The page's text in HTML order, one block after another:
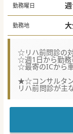
勤務曜日
勤務地
☆リハ前問診の
☆週1日から勤務
☆最寄のICから
★☆コンサルタ
リハ前問診が主
る内容です。
ください。
ご興味がござい